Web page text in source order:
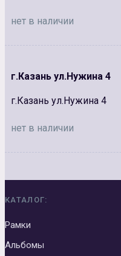
нет в наличии
г.Казань ул.Нужина 4
г.Казань ул.Нужина 4
нет в наличии
КАТАЛОГ:
Рамки
Альбомы